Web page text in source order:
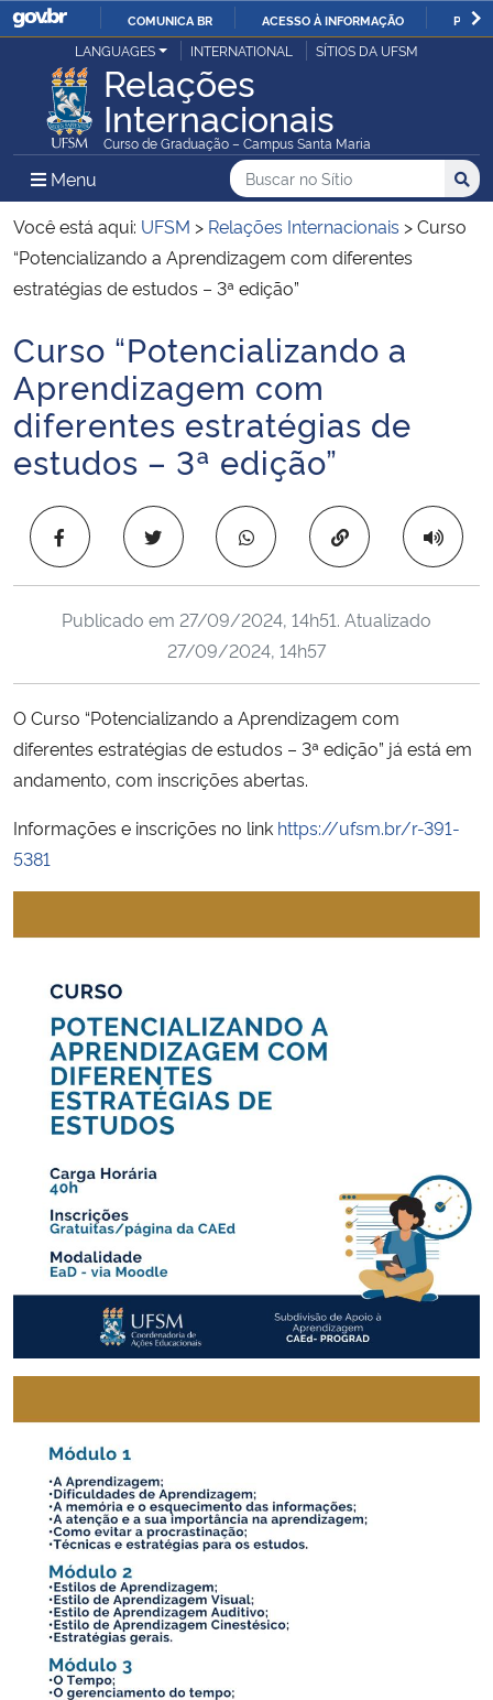
IR
PARA
O
CONTEÚDO
COMUNICA BR ACESSO À INFORMAÇÃO
Ministério da Justiça e Segurança Pública
Ministério da Defesa
Ministério das Relações Exteriores
Ministério da Economia
Ministério da Infraestrutura
Ministério da Agricultura, Pecuária e Abastecimento
Ministério da Educação
Ministério da Cidadania
Ministério da Saúde
Ministério de Minas e Energia
Ministério da Ciência, Tecnologia, Inovações e Comunicações
Ministério do Meio Ambiente
Ministério do Desenvolvimento Regional
Secretaria-Geral
Secretaria de Governo
Advocacia-Geral da União
Banco Central do Brasil
LANGUAGES INTERNATIONAL SÍTIOS DA UFSM
Relações
Internacionais
Curso de Graduação – Campus Santa Maria
Menu Menu Principal do Sítio
Busca
Buscar no no Sítio
Busca:
Você está aqui: UFSM > Relações Internacionais >Curso
“Potencializando a Aprendizagem com diferentes
estratégias de estudos – 3ª edição”
Início do conteúdo
Curso “Potencializando a
Aprendizagem com
diferentes estratégias de
estudos – 3ª edição”
Copiar para área
Publicado em 27/09/2024, 14h51. Atualizado
27/09/2024, 14h57
O Curso “Potencializando a Aprendizagem com
diferentes estratégias de estudos – 3ª edição” já está em
andamento, com inscrições abertas.
Informações e inscrições no link https://ufsm.br/r-391-
5381